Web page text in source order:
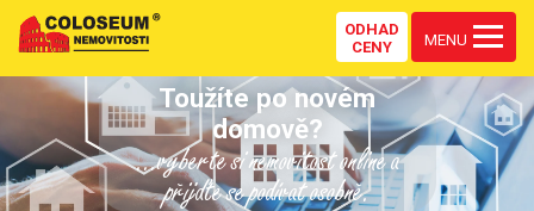
ODHAD
CENY
MENU
Toužíte po novém
domově?
...vyberte si nemovitost online a
přijďte se podívat osobně.